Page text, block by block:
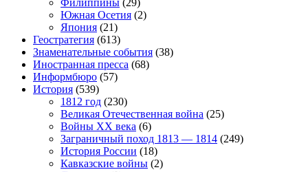
Филиппины (29)
Южная Осетия (2)
Япония (21)
Геостратегия (613)
Знаменательные события (38)
Иностранная пресса (68)
Информбюро (57)
История (539)
1812 год (230)
Великая Отечественная война (25)
Войны XX века (6)
Заграничный поход 1813 — 1814 (249)
История России (18)
Кавказские войны (2)